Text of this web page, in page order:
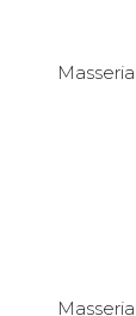
Masseria
Masseria